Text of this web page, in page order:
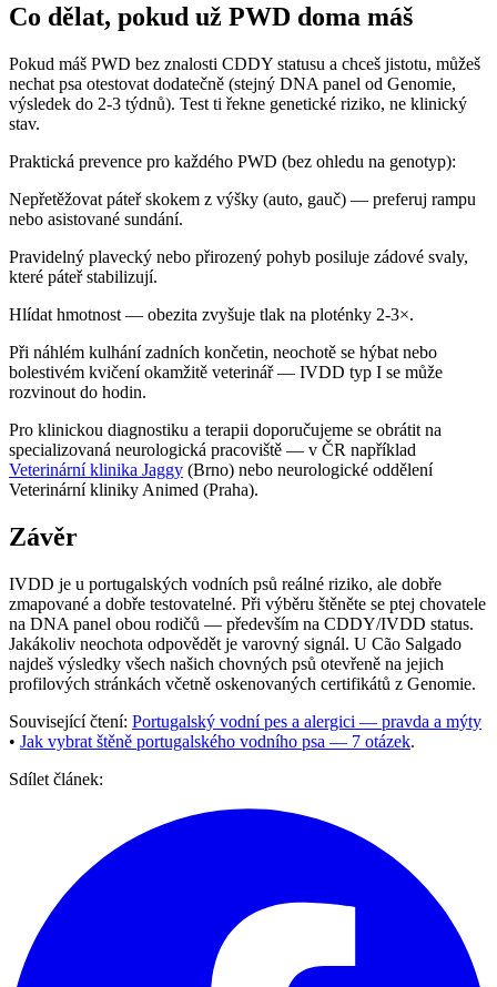
Co dělat, pokud už PWD doma máš
Pokud máš PWD bez znalosti CDDY statusu a chceš jistotu, můžeš
nechat psa otestovat dodatečně (stejný DNA panel od Genomie,
výsledek do 2-3 týdnů). Test ti řekne genetické riziko, ne klinický
stav.
Praktická prevence pro každého PWD (bez ohledu na genotyp):
Nepřetěžovat páteř skokem z výšky (auto, gauč) — preferuj rampu
nebo asistované sundání.
Pravidelný plavecký nebo přirozený pohyb posiluje zádové svaly,
které páteř stabilizují.
Hlídat hmotnost — obezita zvyšuje tlak na ploténky 2-3×.
Při náhlém kulhání zadních končetin, neochotě se hýbat nebo
bolestivém kvičení okamžitě veterinář — IVDD typ I se může
rozvinout do hodin.
Pro klinickou diagnostiku a terapii doporučujeme se obrátit na
specializovaná neurologická pracoviště — v ČR například
Veterinární klinika Jaggy (Brno) nebo neurologické oddělení
Veterinární kliniky Animed (Praha).
Závěr
IVDD je u portugalských vodních psů reálné riziko, ale dobře
zmapované a dobře testovatelné. Při výběru štěněte se ptej chovatele
na DNA panel obou rodičů — především na CDDY/IVDD status.
Jakákoliv neochota odpovědět je varovný signál. U Cão Salgado
najdeš výsledky všech našich chovných psů otevřeně na jejich
profilových stránkách včetně oskenovaných certifikátů z Genomie.
Související čtení: Portugalský vodní pes a alergici — pravda a mýty
• Jak vybrat štěně portugalského vodního psa — 7 otázek.
Sdílet článek: